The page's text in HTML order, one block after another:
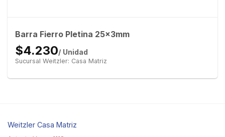
Barra Fierro Pletina 25x3mm
$4.230/ Unidad
Sucursal Weitzler: Casa Matriz
Weitzler Casa Matriz